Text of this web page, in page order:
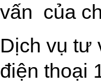
vấn của
Dịch vụ tư
điện thoại